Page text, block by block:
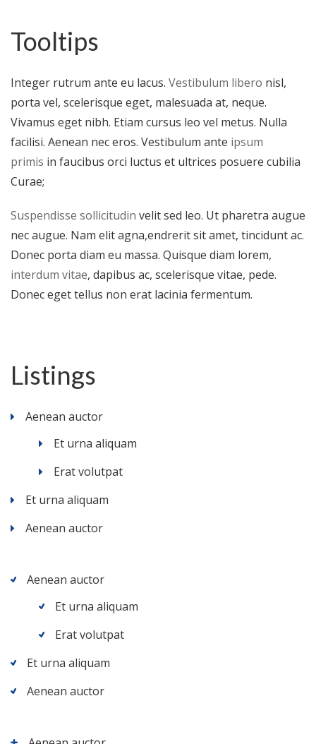
Tooltips
Integer rutrum ante eu lacus. Vestibulum libero nisl,
porta vel, scelerisque eget, malesuada at, neque.
Vivamus eget nibh. Etiam cursus leo vel metus. Nulla
facilisi. Aenean nec eros. Vestibulum ante ipsum
primis in faucibus orci luctus et ultrices posuere cubilia
Curae;
Suspendisse sollicitudin velit sed leo. Ut pharetra augue
nec augue. Nam elit agna,endrerit sit amet, tincidunt ac.
Donec porta diam eu massa. Quisque diam lorem,
interdum vitae, dapibus ac, scelerisque vitae, pede.
Donec eget tellus non erat lacinia fermentum.
Listings
Aenean auctor
Et urna aliquam
Erat volutpat
Et urna aliquam
Aenean auctor
Aenean auctor
Et urna aliquam
Erat volutpat
Et urna aliquam
Aenean auctor